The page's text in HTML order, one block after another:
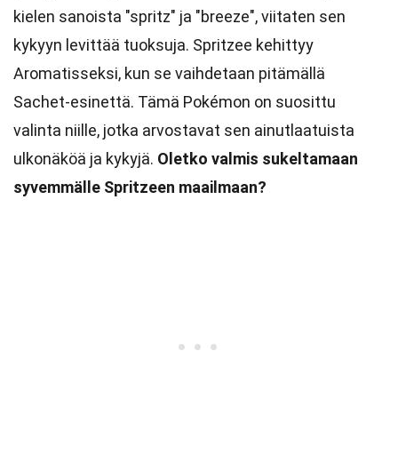
kielen sanoista "spritz" ja "breeze", viitaten sen
kykyyn levittää tuoksuja. Spritzee kehittyy
Aromatisseksi, kun se vaihdetaan pitämällä
Sachet-esinettä. Tämä Pokémon on suosittu
valinta niille, jotka arvostavat sen ainutlaatuista
ulkonäköä ja kykyjä. Oletko valmis sukeltamaan
syvemmälle Spritzeen maailmaan?